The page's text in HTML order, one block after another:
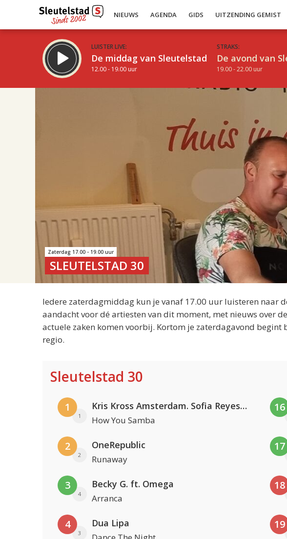
NIEUWS AGENDA GIDS UITZENDING GEMIST
LUISTER LIVE:
De middag van Sleutelstad
12.00 - 19.00 uur
STRAKS:
De avond van
19.00 - 22.00 uur
Zaterdag 17.00 - 19.00 uur
SLEUTELSTAD 30
Iedere zaterdagmiddag kun je vanaf 17.00 uur luisteren naar
aandacht voor dé artiesten van dit moment, met nieuws over
actuele zaken komen voorbij. Kortom je zaterdagavond begint
regio.
Sleutelstad 30
1
1
Kris Kross Amsterdam. Sofia Reyes & Tinie Tempah
How You Samba
2
2
OneRepublic
Runaway
3
4
Becky G. ft. Omega
Arranca
4
3
Dua Lipa
16
17
18
19